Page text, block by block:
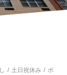
土日祝休み
ポ